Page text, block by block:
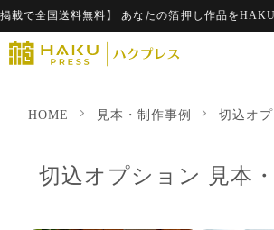
全国送料無料】 あなたの箔押し作品を
HOME 見本・制作事例 切込オ
切込オプション 見本